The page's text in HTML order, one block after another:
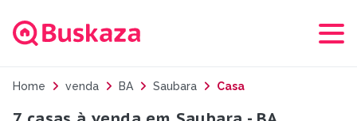
Home venda BA Saubara Casa